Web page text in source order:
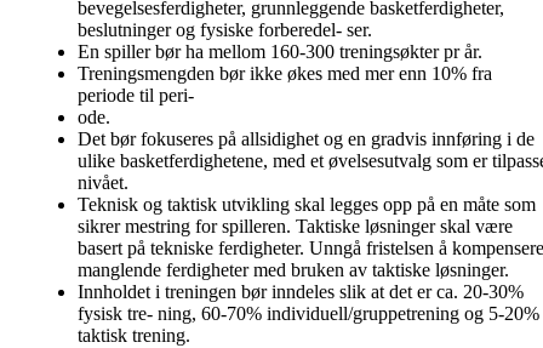
bevegelsesferdigheter, grunnleggende basketferdigheter,
beslutninger og fysiske forberedel- ser.
En spiller bør ha mellom 160-300 treningsøkter pr år.
Treningsmengden bør ikke økes med mer enn 10% fra
periode til peri-
ode.
Det bør fokuseres på allsidighet og en gradvis innføring i de
ulike basketferdighetene, med et øvelsesutvalg som er
nivået.
Teknisk og taktisk utvikling skal legges opp på en måte som
sikrer mestring for spilleren. Taktiske løsninger skal være
basert på tekniske ferdigheter. Unngå fristelsen å kompensere
manglende ferdigheter med bruken av taktiske løsninger.
Innholdet i treningen bør inndeles slik at det er ca. 20-30%
fysisk tre- ning, 60-70% individuell/gruppetrening og 5-20%
taktisk trening.